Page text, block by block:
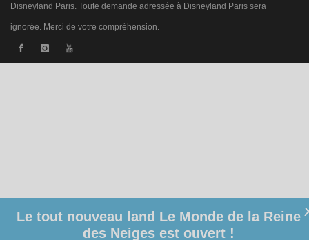
Disneyland Paris. Toute demande adressée à Disneyland Paris sera
ignorée. Merci de votre compréhension.
Le tout nouveau land Le Monde de la Reine
des Neiges est ouvert !